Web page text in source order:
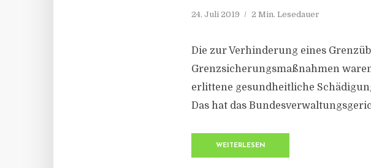
24. Juli 2019 2 Min. Lesedauer
Die zur Verhinderung eines
Grenzsicherungsmaßnahmen
erlittene gesundheitliche
Das hat das
WEITERLESEN